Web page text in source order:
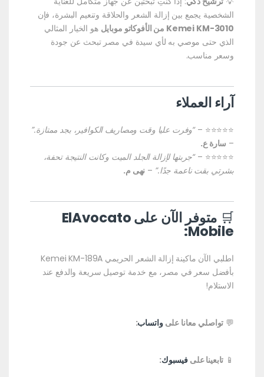
الشخصية يجمع بين إزالة الشعر والحلاقة وتنعيم البشرة، فإن
Kemei KM-3010 من الأفوكاتو موبايل
هو الخيار المثالي
الذي حتى موصي به لأي سيدة في مصر تبحث عن جودة
وسعر مناسب.
آراء العملاء
⭐️⭐️⭐️⭐️⭐️ –“وفرت عليا وقت ومصاريف الكوافير، بجد ممتازة.”
– سارة ع.
⭐️⭐️⭐️⭐️⭐️ –“جربتها لإزالة الجلد الميت وكانت النتيجة تحفة،
بشرتي بقت ناعمة جدًا.” – نهى م.
🛒 متوفر الآن علىElAvocato
Mobile
:
اطلبي الآن ماكينة إزالة الشعر الحريمي Kemei KM-189A
بأفضل سعر في مصر، مع خدمة توصيل سريعة والدفع عند
الاستلام!
💬 تواصلي معانا علىواتساب:
📱 تابعينا علىفيسبوك: